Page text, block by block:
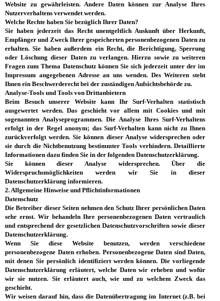
Website zu gewährleisten. Andere Daten können zur Analyse Ihres
Nutzerverhaltens verwendet werden.
Welche Rechte haben Sie bezüglich Ihrer Daten?
Sie haben jederzeit das Recht unentgeltlich Auskunft über Herkunft,
Empfänger und Zweck Ihrer gespeicherten personenbezogenen Daten zu
erhalten. Sie haben außerdem ein Recht, die Berichtigung, Sperrung
oder Löschung dieser Daten zu verlangen. Hierzu sowie zu weiteren
Fragen zum Thema Datenschutz können Sie sich jederzeit unter der im
Impressum angegebenen Adresse an uns wenden. Des Weiteren steht
Ihnen ein Beschwerderecht bei der zuständigen Aufsichtsbehörde zu.
Analyse-Tools und Tools von Drittanbietern
Beim Besuch unserer Website kann Ihr Surf-Verhalten statistisch
ausgewertet werden. Das geschieht vor allem mit Cookies und mit
sogenannten Analyseprogrammen. Die Analyse Ihres Surf-Verhaltens
erfolgt in der Regel anonym; das Surf-Verhalten kann nicht zu Ihnen
zurückverfolgt werden. Sie können dieser Analyse widersprechen oder
sie durch die Nichtbenutzung bestimmter Tools verhindern. Detaillierte
Informationen dazu finden Sie in der folgenden Datenschutzerklärung.
Sie können dieser Analyse widersprechen. Über die
Widerspruchsmöglichkeiten werden wir Sie in dieser
Datenschutzerklärung informieren.
2. Allgemeine Hinweise und Pflichtinformationen
Datenschutz
Die Betreiber dieser Seiten nehmen den Schutz Ihrer persönlichen Daten
sehr ernst. Wir behandeln Ihre personenbezogenen Daten vertraulich
und entsprechend der gesetzlichen Datenschutzvorschriften sowie dieser
Datenschutzerklärung.
Wenn Sie diese Website benutzen, werden verschiedene
personenbezogene Daten erhoben. Personenbezogene Daten sind Daten,
mit denen Sie persönlich identifiziert werden können. Die vorliegende
Datenschutzerklärung erläutert, welche Daten wir erheben und wofür
wir sie nutzen. Sie erläutert auch, wie und zu welchem Zweck das
geschieht.
Wir weisen darauf hin, dass die Datenübertragung im Internet (z.B. bei